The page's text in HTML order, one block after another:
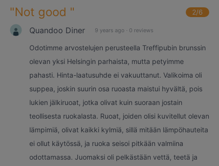
"Not good " 2/6
Quandoo Diner 9 years ago · 0 reviews
Odotimme arvostelujen perusteella Treffipubin brunssin
olevan yksi Helsingin parhaista, mutta petyimme
pahasti. Hinta-laatusuhde ei vakuuttanut. Valikoima oli
suppea, joskin suurin osa ruoasta maistui hyvältä, pois
lukien jälkiruoat, jotka olivat kuin suoraan jostain
teollisesta ruokalasta. Ruoat, joiden olisi kuvitellut olevan
lämpimiä, olivat kaikki kylmiä, sillä mitään lämpöhauteita
ei ollut käytössä, ja ruoka seisoi pitkään valmiina
odottamassa. Juomaksi oli pelkästään vettä, teetä ja